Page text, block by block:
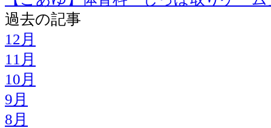
過去の記事
12月
11月
10月
9月
8月